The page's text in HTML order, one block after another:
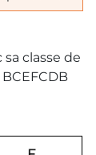
classe de